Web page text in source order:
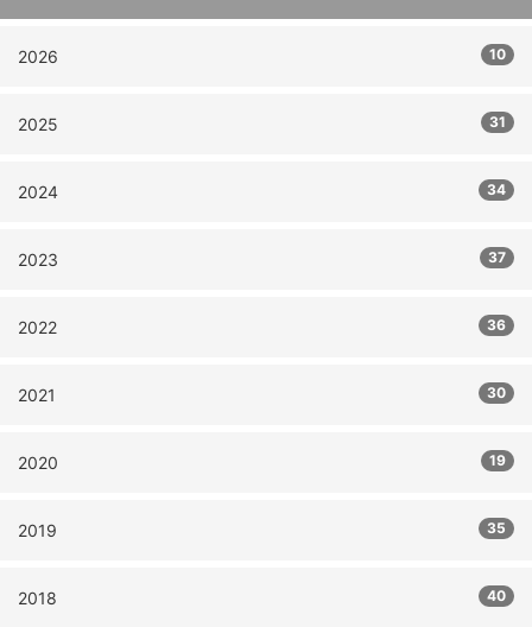
2026 10
2025 31
2024 34
2023 37
2022 36
2021 30
2020 19
2019 35
2018 40